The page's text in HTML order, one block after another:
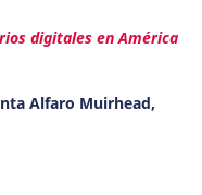
digitales en América
Alfaro Muirhead,